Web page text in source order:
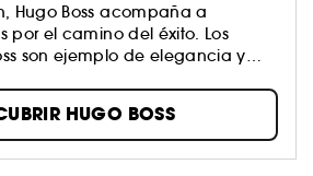
Hugo Boss acompaña a
por el camino del éxito. Los
son ejemplo de elegancia y
a sus notas refinadas y a su
esto impregnado de
Hugo o con Boss, te
de sus excepcionales y
HUGO BOSS